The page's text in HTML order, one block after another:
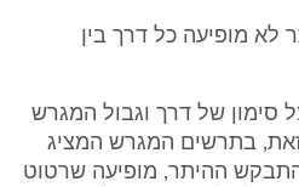
מופיעה כל דרך בין
סימון של דרך וגבול המגרש
בתרשים המגרש המציג
ההיתר, מופיעה שרטוט